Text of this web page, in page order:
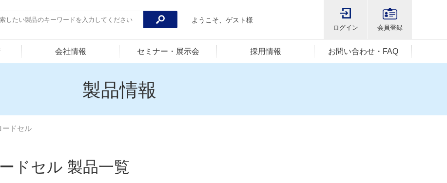
ようこそ、ゲスト様
ログイン 会員登録
会社情報 セミナー・展示会 採用情報 お問い合わせ・FAQ
製品情報
ードセル
ドセル 製品一覧